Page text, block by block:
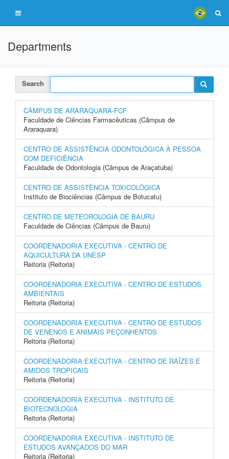
Departments
Search
CÂMPUS DE ARARAQUARA-FCF
Faculdade de Ciências Farmacêuticas (Câmpus de
Araraquara)
CENTRO DE ASSISTÊNCIA ODONTOLÓGICA À PESSOA
COM DEFICIÊNCIA
Faculdade de Odontologia (Câmpus de Araçatuba)
CENTRO DE ASSISTÊNCIA TOXICOLÓGICA
Instituto de Biociências (Câmpus de Botucatu)
CENTRO DE METEOROLOGIA DE BAURU
Faculdade de Ciências (Câmpus de Bauru)
COORDENADORIA EXECUTIVA - CENTRO DE
AQUICULTURA DA UNESP
Reitoria (Reitoria)
COORDENADORIA EXECUTIVA - CENTRO DE ESTUDOS
AMBIENTAIS
Reitoria (Reitoria)
COORDENADORIA EXECUTIVA - CENTRO DE ESTUDOS
DE VENENOS E ANIMAIS PEÇONHENTOS
Reitoria (Reitoria)
COORDENADORIA EXECUTIVA - CENTRO DE RAÍZES E
AMIDOS TROPICAIS
Reitoria (Reitoria)
COORDENADORIA EXECUTIVA - INSTITUTO DE
BIOTECNOLOGIA
Reitoria (Reitoria)
COORDENADORIA EXECUTIVA - INSTITUTO DE
ESTUDOS AVANÇADOS DO MAR
Reitoria (Reitoria)